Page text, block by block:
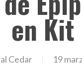
en Kit
Cedar 19